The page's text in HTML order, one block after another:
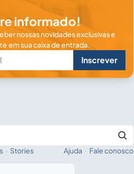
informado!
nossas novidades exclusivas e
em sua caixa de entrada.
Inscrever
· Stories Ajuda · Fale conosco